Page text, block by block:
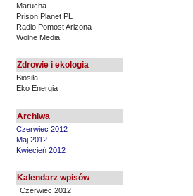
Marucha
Prison Planet PL
Radio Pomost Arizona
Wolne Media
Zdrowie i ekologia
Biosiła
Eko Energia
Archiwa
Czerwiec 2012
Maj 2012
Kwiecień 2012
Kalendarz wpisów
Czerwiec 2012